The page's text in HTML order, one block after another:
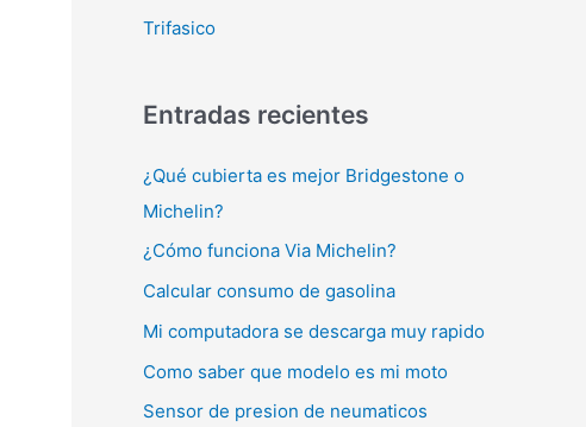
Trifasico
Entradas recientes
¿Qué cubierta es mejor Bridgestone o
Michelin?
¿Cómo funciona Via Michelin?
Calcular consumo de gasolina
Mi computadora se descarga muy rapido
Como saber que modelo es mi moto
Sensor de presion de neumaticos